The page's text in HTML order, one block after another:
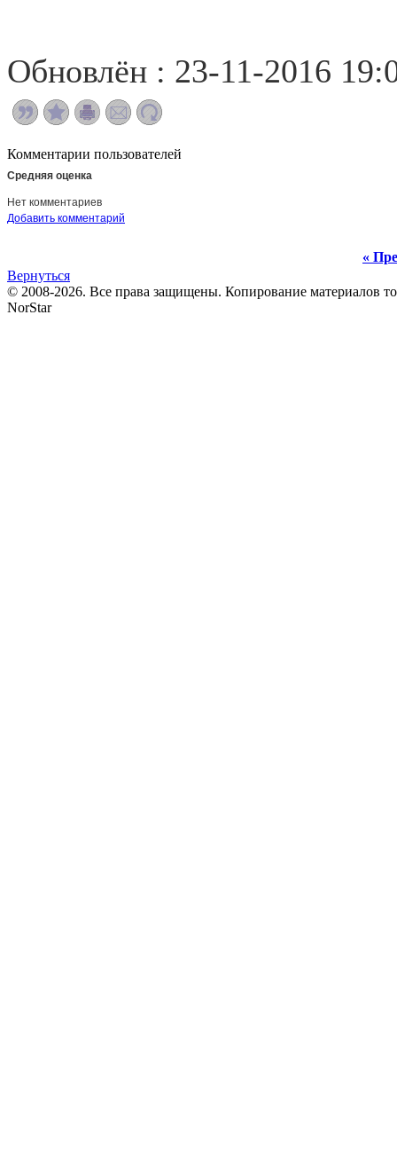
Обновлён : 23-11-2016
Комментарии пользователей
Средняя оценка
Нет комментариев
Добавить комментарий
«
Вернуться
© 2008-2026. Все права защищены. Копирование материалов
NorStar